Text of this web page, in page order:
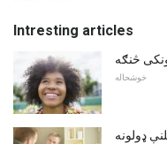
Intresting articles
څنګه
خوشحاله
ډولونه